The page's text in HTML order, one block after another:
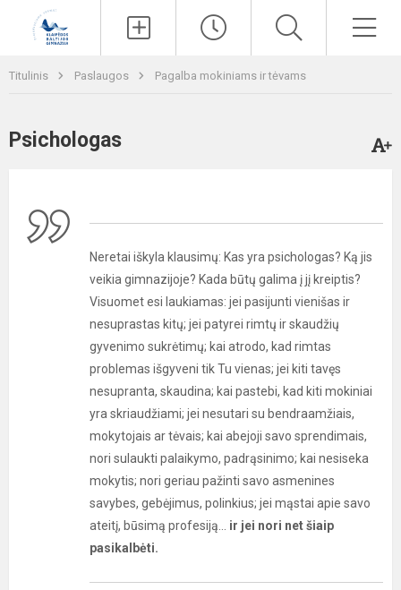
Titulinis Paslaugos Pagalba mokiniams ir tėvams
Psichologas
Neretai iškyla klausimų: Kas yra psichologas? Ką jis
veikia gimnazijoje? Kada būtų galima į jį kreiptis?
Visuomet esi laukiamas: jei pasijunti vienišas ir
nesuprastas kitų; jei patyrei rimtų ir skaudžių
gyvenimo sukrėtimų; kai atrodo, kad rimtas
problemas išgyveni tik Tu vienas; jei kiti tavęs
nesupranta, skaudina; kai pastebi, kad kiti mokiniai
yra skriaudžiami; jei nesutari su bendraamžiais,
mokytojais ar tėvais; kai abejoji savo sprendimais,
nori sulaukti palaikymo, padrąsinimo; kai nesiseka
mokytis; nori geriau pažinti savo asmenines
savybes, gebėjimus, polinkius; jei mąstai apie savo
ateitį, būsimą profesiją... ir jei nori net šiaip
pasikalbėti.